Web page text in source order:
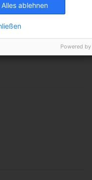
Alles ablehnen
Powered by